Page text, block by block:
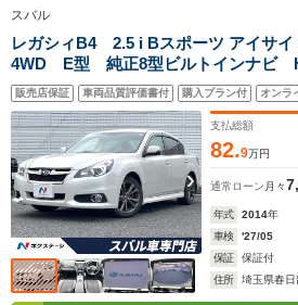
スバル
レガシィB4 2.5 i Bスポーツ アイサイ
4WD E型 純正8型ビルトインナビ
ト 革巻きステアリング 純正17イン
ル ハーフレザーシート レーダーク
メラ スマートキー 禁煙車 アイサイ
販売店保証 車両品質評価書付 購入プラン付 オンラ
支払総額
82.9万円
通常ローン 月々
年式 2014年
車検
'27/05
保証
保証付
住所
埼玉県春日